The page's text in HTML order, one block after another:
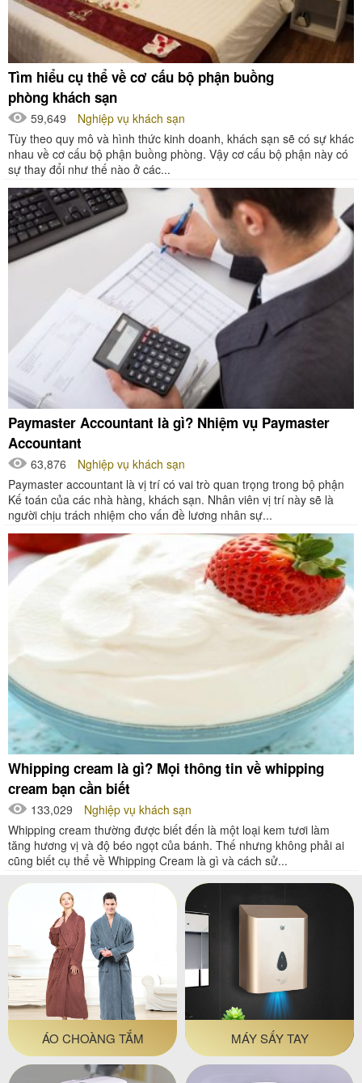
Tìm hiểu cụ thể về cơ cấu bộ phận buồng
phòng khách sạn
59,649
Nghiệp vụ khách sạn
Tùy theo quy mô và hình thức kinh doanh, khách sạn sẽ có sự khác
nhau về cơ cấu bộ phận buồng phòng. Vậy cơ cấu bộ phận này có
sự thay đổi như thế nào ở các...
Paymaster Accountant là gì? Nhiệm vụ Paymaster
Accountant
63,876
Nghiệp vụ khách sạn
Paymaster accountant là vị trí có vai trò quan trọng trong bộ phận
Kế toán của các nhà hàng, khách sạn. Nhân viên vị trí này sẽ là
người chịu trách nhiệm cho vấn đề lương nhân sự...
Whipping cream là gì? Mọi thông tin về whipping
cream bạn cần biết
133,029
Nghiệp vụ khách sạn
Whipping cream thường được biết đến là một loại kem tươi làm
tăng hương vị và độ béo ngọt của bánh. Thế nhưng không phải ai
cũng biết cụ thể về Whipping Cream là gì và cách sử...
ÁO CHOÀNG TẮM MÁY SẤY TAY